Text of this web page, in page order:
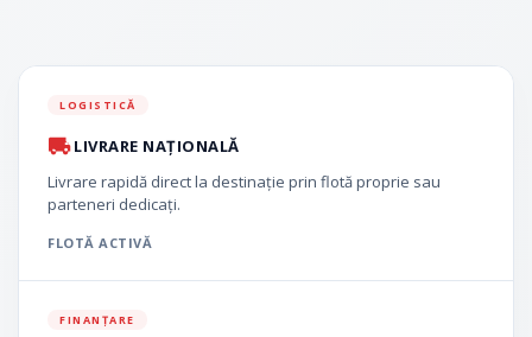
LOGISTICĂ
LIVRARE NAȚIONALĂ
Livrare rapidă direct la destinație prin flotă proprie sau
parteneri dedicați.
FLOTĂ ACTIVĂ
FINANȚARE